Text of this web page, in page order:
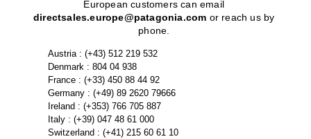
European customers can email
directsales.europe@patagonia.com or reach us by
phone.
Austria : (+43) 512 219 532
Denmark : 804 04 938
France : (+33) 450 88 44 92
Germany : (+49) 89 2620 79666
Ireland : (+353) 766 705 887
Italy : (+39) 047 48 61 000
Switzerland : (+41) 215 60 61 10